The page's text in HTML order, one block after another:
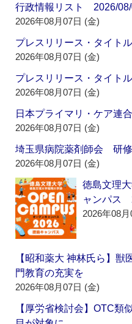
行政情報リスト 2026/
2026年08月07日 (金)
プレスリリース・タイト
2026年08月07日 (金)
プレスリリース・タイト
2026年08月07日 (金)
日本プライマリ・ケア
2026年08月07日 (金)
埼玉県病院薬剤師会 研
2026年08月07日 (金)
徳島文理
ャンパス
2026年08
【昭和薬大 神林氏ら】獣
門教育の充実を
2026年08月07日 (金)
【厚労省検討会】OTC類